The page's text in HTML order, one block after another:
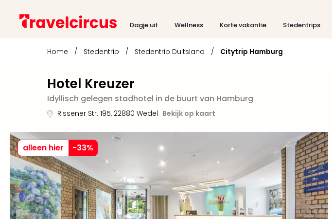
Dagje uit Wellness Korte vakantie Stedentrips
Home / Stedentrip / Stedentrip Duitsland / Citytrip Hamburg
Hotel Kreuzer
Idyllisch gelegen stadhotel in de buurt van Hamburg
Rissener Str. 195, 22880 Wedel Bekijk op kaart
alleen hier -33%